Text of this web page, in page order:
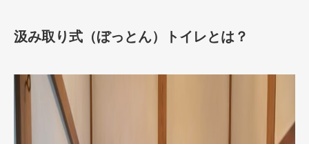
汲み取り式（ぼっとん）トイレとは？